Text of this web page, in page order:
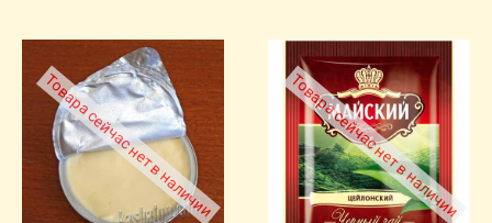
Товара сейчас нет в наличии Товара сейчас нет в наличии